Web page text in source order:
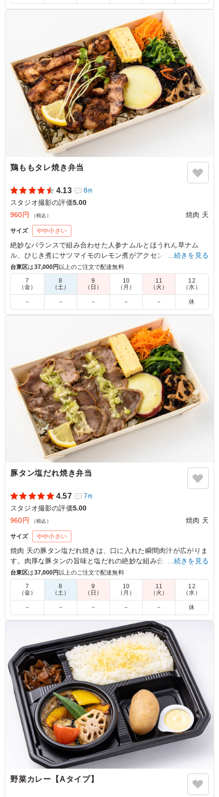
5.0
大好きな鯖と唐揚げが一度に味わえる贅沢なお弁当。鯖は
旨味が凝縮されていて、唐揚げは冷めてもジューシーさが
保たれています。ボリューム満点でお腹いっぱい、元気が
もらえる大満足のメニューでした。
ご利用シーン：ロケ・撮影›スタジオ撮影
東京都世田谷区野沢2026/06/15
鶏ももタレ焼き弁当
4.13 8件
スタジオ撮影の評価5.00
960円
（税込） 焼肉 天
サイズ やや小さい
絶妙なバランスで組み合わせた人参ナムルとほうれん草ナム
ル、ひじき煮にサツマイモのレモン煮がアクセント。しかし、
主役は迷うことなく鶏もものタレ焼き。ジューシーな鶏ももに
絡む甘辛のタレが、まさに絶品。ロケやイベントなど軽めのシ
ーンにちょうど良い一品。
5.0
ジューシーな鶏もも肉に、焼肉屋さんならではの濃厚な秘
伝タレがしっかり絡んで最高！炭火の香ばしさも感じられ
て、とにかく白米が止まらなくなります。ボリュームも大
満足で、また絶対リピートします！
ご利用シーン：ロケ・撮影›スタジオ撮影
東京都世田谷区野沢2026/06/15
…続きを見る
台東区は37,000円 以上のご注文で配達無料
7
（金）
8
（土）
9
（日）
10
（月）
11
（火）
12
（水）
－ － － － － 休
豚タン塩だれ焼き弁当
4.57 7件
スタジオ撮影の評価5.00
960円
（税込） 焼肉 天
サイズ やや小さい
焼肉 天の豚タン塩だれ焼きは、口に入れた瞬間肉汁が広がりま
す。肉厚な豚タンの旨味と塩だれの絶妙な組み合わせで、一度
食べたら忘れられない深みのある味わい。色鮮やかな人参ナム
ルやほうれん草ナムルも添えてあり、見た目にも美味しさを感
じます。ロケやイベントでのランチにぴったりです。
5.0
さすが焼肉屋さん、豚タンの質が良いです。絶妙な厚みで
絶品。ネギ塩だれがガツンと効きつつも後味は爽やかで、
箸が止まらなくなります。スタミナをつけたい時や、お酒
のおつまみにも合いそうな味わい。
ご利用シーン： ロケ・撮影 › スタジオ撮影
東京都世田谷区野沢2026/06/15
…続きを見る
台東区は37,000円 以上のご注文で配達無料
7
（金）
8
（土）
9
（日）
10
（月）
11
（火）
12
（水）
－ － － － － 休
野菜カレー【Aタイプ】